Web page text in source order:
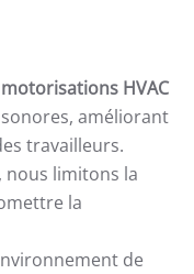
HVAC
améliorant
travailleurs.
nous limitons la
la
de